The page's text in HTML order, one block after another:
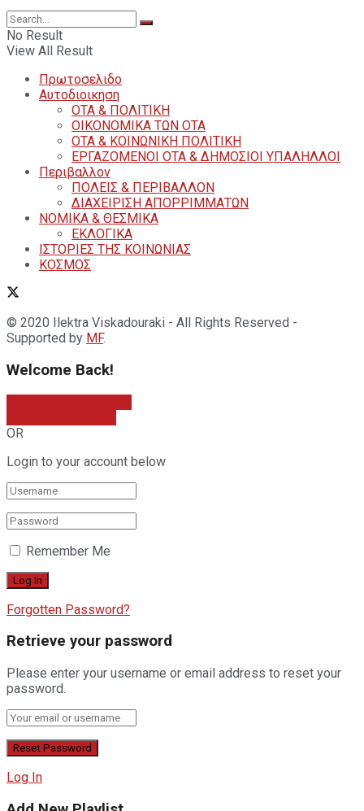
No Result
View All Result
Πρωτοσελιδο
Αυτοδιοικηση
ΟΤΑ & ΠΟΛΙΤΙΚΗ
ΟΙΚΟΝΟΜΙΚΑ ΤΩΝ ΟΤΑ
ΟΤΑ & ΚΟΙΝΩΝΙΚΗ ΠΟΛΙΤΙΚΗ
ΕΡΓΑΖΟΜΕΝΟΙ ΟΤΑ & ΔΗΜΟΣΙΟΙ ΥΠΑΛΗΛΛΟΙ
Περιβαλλον
ΠΟΛΕΙΣ & ΠΕΡΙΒΑΛΛΟΝ
ΔΙΑΧΕΙΡΙΣΗ ΑΠΟΡΡΙΜΜΑΤΩΝ
ΝΟΜΙΚΑ & ΘΕΣΜΙΚΑ
ΕΚΛΟΓΙΚΑ
ΙΣΤΟΡΙΕΣ ΤΗΣ ΚΟΙΝΩΝΙΑΣ
ΚΟΣΜΟΣ
© 2020 Ilektra Viskadouraki - All Rights Reserved -
Supported by MF.
Welcome Back!
OR
Login to your account below
Remember Me
Forgotten Password?
Retrieve your password
Please enter your username or email address to reset your
password.
Log In